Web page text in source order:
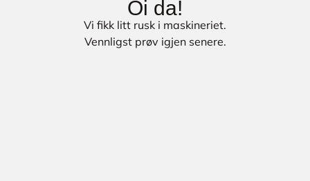
Oi da!
Vi fikk litt rusk i maskineriet.
Vennligst prøv igjen senere.